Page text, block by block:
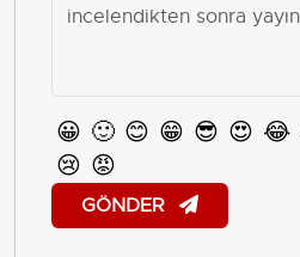
😀 🙂 😊 😁 😎 😍 😂
😢 😡
GÖNDER